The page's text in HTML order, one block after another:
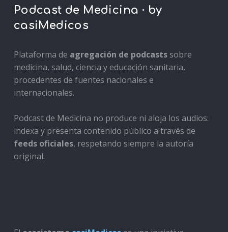
Podcast de Medicina · by
casiMedicos
Plataforma de agregación de podcastssobre
medicina, salud, ciencia y educación sanitaria,
procedentes de fuentes nacionales e
internacionales.
Podcast de Medicina no produce ni aloja los audios:
indexa y presenta contenido público a través de
feeds oficiales, respetando siempre la autoría
original.